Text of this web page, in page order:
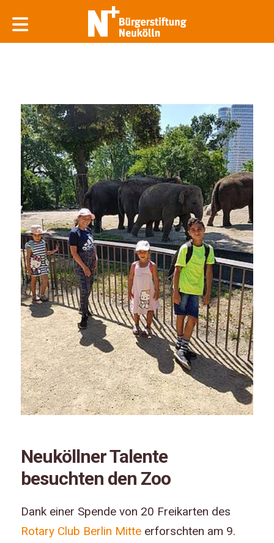
Neuköllner Talente
besuchten den Zoo
Dank einer Spende von 20 Freikarten des
Rotary Club Berlin Mitteerforschten am 9.